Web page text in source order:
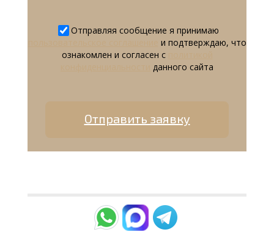
Отправляя сообщение я принимаю
и подтверждаю, что
ознакомлен и согласен с
данного сайта
Отправить заявку